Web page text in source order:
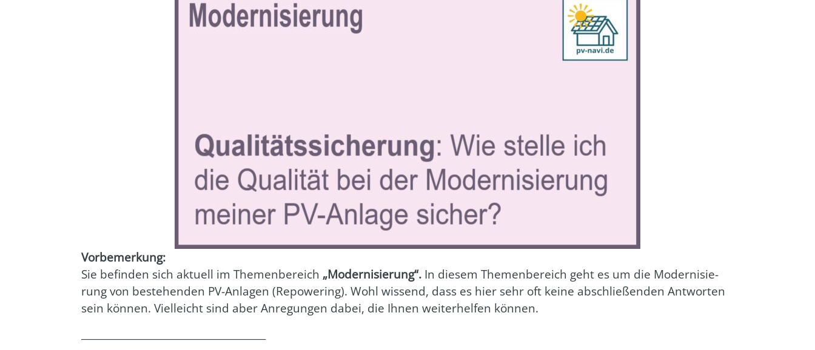
Vor­be­mer­kung:
Sie befin­den sich aktu­ell im The­men­be­reich „Moder­ni­sie­rung“. In die­sem The­men­be­reich geht es um die Moder­ni­sie­
rung von bestehen­den PV-Anla­gen (Repowe­ring). Wohl wis­send, dass es hier sehr oft kei­ne abschlie­ßen­den Ant­wor­ten
sein kön­nen. Viel­leicht sind aber Anre­gun­gen dabei, die Ihnen wei­ter­hel­fen kön­nen.